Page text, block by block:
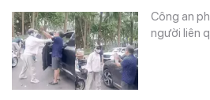
Công an
người liên